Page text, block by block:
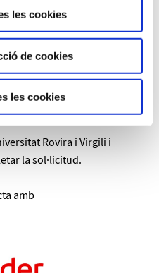
les cookies
de cookies
les cookies
a lesbeques Santander,
300 € en la matrícula.
de l'enllaç
2026 - 1a Edició
Rovira i Virgili i
la sol·licitud.
amb